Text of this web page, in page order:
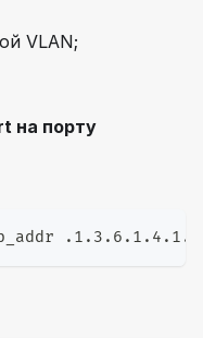
VLAN;
на порту